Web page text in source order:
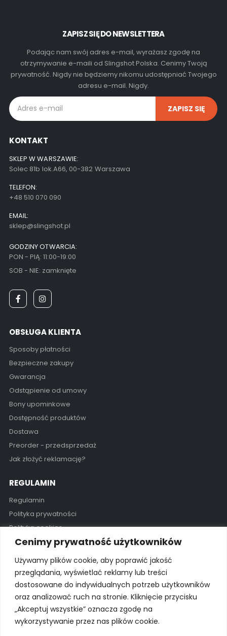
Cenimy prywatność użytkowników
Używamy plików cookie, aby poprawić jakość
przeglądania, wyświetlać reklamy lub treści
dostosowane do indywidualnych potrzeb użytkowników
oraz analizować ruch na stronie. Kliknięcie przycisku
„Akceptuj wszystkie” oznacza zgodę na
wykorzystywanie przez nas plików cookie.
ZAPISZ SIĘ DO NEWSLETTERA
Podając nam swój adres e-mail, wyrażasz zgodę na
otrzymywanie e-maili od Slingshot Polska. Cenimy Twoją
prywatność. Nigdy nie będziemy nikomu udostępniać Twojego
adresu e-mail. Nigdy.
KONTAKT
SKLEP W WARSZAWIE:
Solec 81b lok.A66, 00-382 Warszawa
TELEFON:
+48 510 070 090
EMAIL:
sklep@slingshot.pl
GODZINY OTWARCIA:
PON - PIĄ: 11:00-19:00
SOB - NIE: zamknięte
OBSŁUGA KLIENTA
Sposoby płatności
Bezpieczne zakupy
Gwarancja
Odstąpienie od umowy
Bony upominkowe
Dostępność produktów
Dostawa
Preorder - przedsprzedaż
Jak złożyć reklamację?
REGULAMIN
Regulamin
Polityka prywatności
Polityka cookies
Pon - Pią / 11:00 - 19:00